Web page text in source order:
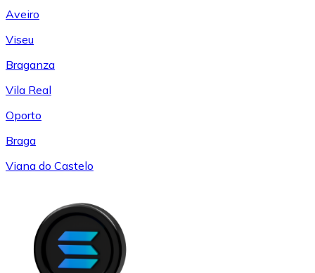
Aveiro
Viseu
Braganza
Vila Real
Oporto
Braga
Viana do Castelo